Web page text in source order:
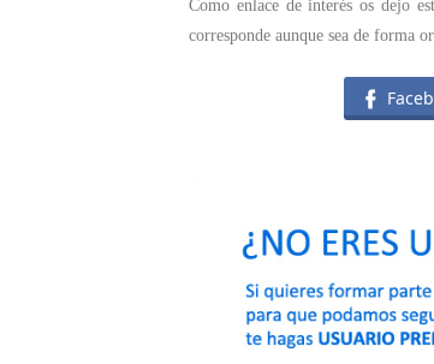
Como enlace de interés os dejo
corresponde aunque sea de forma